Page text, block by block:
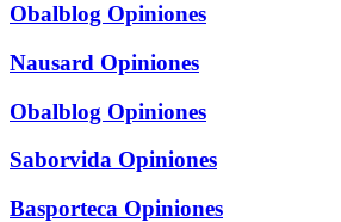
Obalblog Opiniones
Nausard Opiniones
Obalblog Opiniones
Saborvida Opiniones
Basporteca Opiniones